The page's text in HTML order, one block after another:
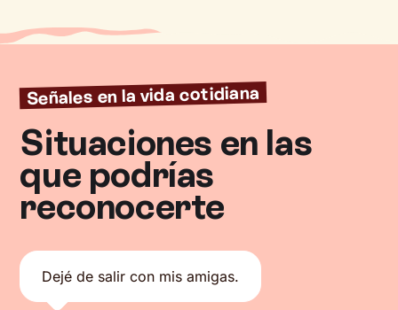
Señales en la vida cotidiana
Situaciones en las
que podrías
reconocerte
Dejé de salir con mis amigas.